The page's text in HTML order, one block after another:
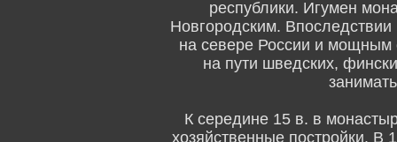
республики. Игумен
Новгородским.
на севере России и мощным
на пути шведских,
К середине 15 в. в
хозяйственные постройки. В